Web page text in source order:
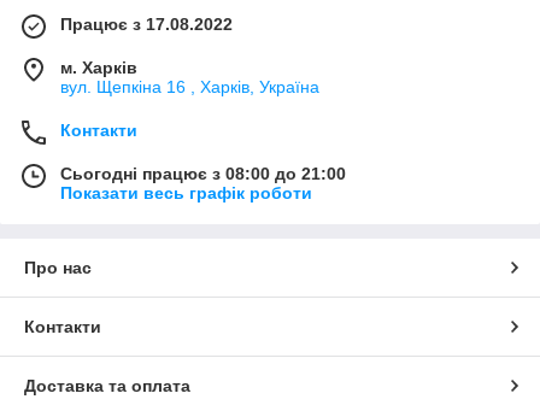
Працює з 17.08.2022
м. Харків
вул. Щепкіна 16 , Харків, Україна
Контакти
Сьогодні працює з 08:00 до 21:00
Показати весь графік роботи
Про нас
Контакти
Доставка та оплата